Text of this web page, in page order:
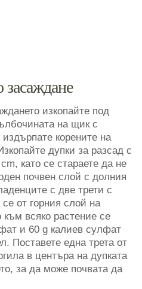
засаждане
изкопайте под
на щик с
корените на
дупки за разсад с
като се стараете да не
почвен слой с долния
с две трети с
от горния слой на
към всяко растение се
и 60 g калиев сулфат
Поставете една трета от
в центъра на дупката
за да може почвата да